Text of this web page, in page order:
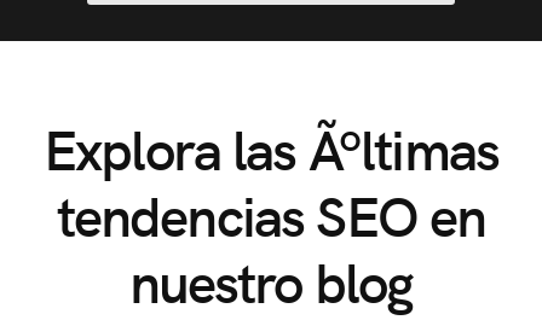
Explora las Ãºltimas
tendencias SEO en
nuestro blog